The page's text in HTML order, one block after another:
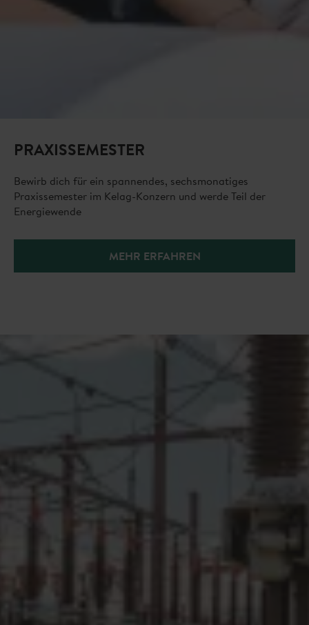
PRAXISSEMESTER
Bewirb dich für ein spannendes, sechsmonatiges
Praxissemester im Kelag-Konzern und werde Teil der
Energiewende
MEHR ERFAHREN